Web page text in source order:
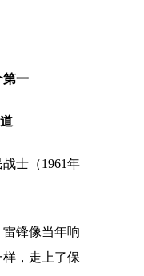
第一
士（1961年
锋像当年响
，走上了保